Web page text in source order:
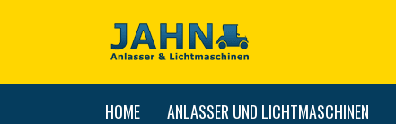
HOME ANLASSER UND LICHTMASCHINEN